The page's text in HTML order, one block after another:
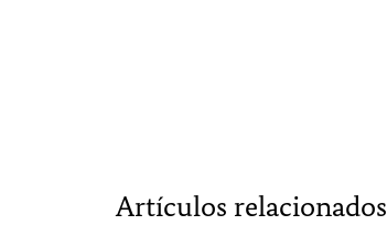
Artículos relacionados